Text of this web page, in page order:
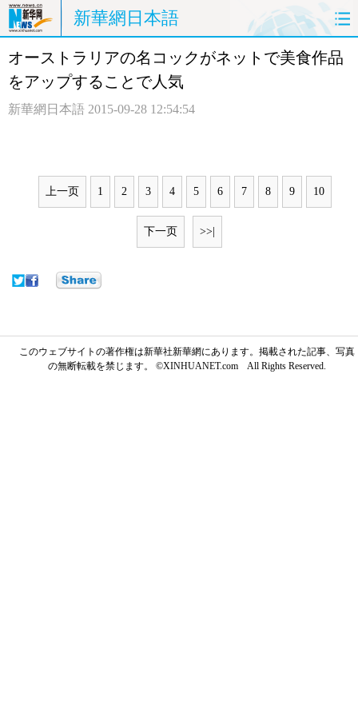
新華網日本語
ホームページ 政治 経済
中日対訳
オーストラリアの名コックがネットで美食作品
をアップすることで人気
新華網日本語 2015-09-28 12:54:54
上一页 1 2 3 4 5 6 7 8 9 10
下一页 >>|
このウェブサイトの著作権は新華社新華網にあります。掲載された記事、写真
の無断転載を禁じます。 ©XINHUANET.com All Rights Reserved.